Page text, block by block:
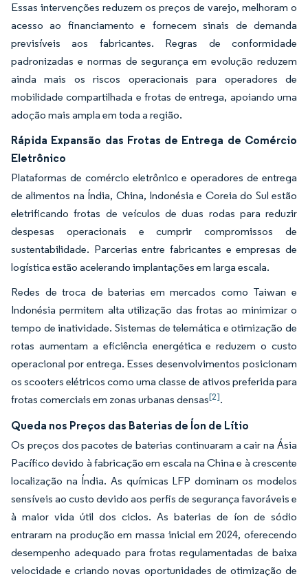
Essas intervenções reduzem os preços de varejo, melhoram o
acesso ao financiamento e fornecem sinais de demanda
previsíveis aos fabricantes. Regras de conformidade
padronizadas e normas de segurança em evolução reduzem
ainda mais os riscos operacionais para operadores de
mobilidade compartilhada e frotas de entrega, apoiando uma
adoção mais ampla em toda a região.
Rápida Expansão das Frotas de Entrega de Comércio
Eletrônico
Plataformas de comércio eletrônico e operadores de entrega
de alimentos na Índia, China, Indonésia e Coreia do Sul estão
eletrificando frotas de veículos de duas rodas para reduzir
despesas operacionais e cumprir compromissos de
sustentabilidade. Parcerias entre fabricantes e empresas de
logística estão acelerando implantações em larga escala.
Redes de troca de baterias em mercados como Taiwan e
Indonésia permitem alta utilização das frotas ao minimizar o
tempo de inatividade. Sistemas de telemática e otimização de
rotas aumentam a eficiência energética e reduzem o custo
operacional por entrega. Esses desenvolvimentos posicionam
os scooters elétricos como uma classe de ativos preferida para
frotas comerciais em zonas urbanas densas[2].
Queda nos Preços das Baterias de Íon de Lítio
Os preços dos pacotes de baterias continuaram a cair na Ásia
Pacífico devido à fabricação em escala na China e à crescente
localização na Índia. As químicas LFP dominam os modelos
sensíveis ao custo devido aos perfis de segurança favoráveis e
à maior vida útil dos ciclos. As baterias de íon de sódio
entraram na produção em massa inicial em 2024, oferecendo
desempenho adequado para frotas regulamentadas de baixa
velocidade e criando novas oportunidades de otimização de